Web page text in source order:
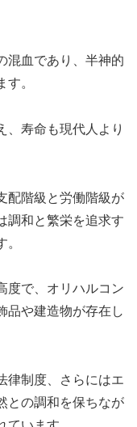
混血であり、半神的
。
、寿命も現代人より
配階級と労働階級が
調和と繁栄を追求す
度で、オリハルコン
品や建造物が存在し
律制度、さらにはエ
との調和を保ちなが